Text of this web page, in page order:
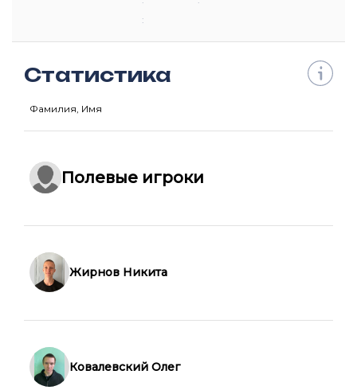
:
Статистика
Фамилия, Имя
Полевые игроки
Жирнов Никита
Ковалевский Олег